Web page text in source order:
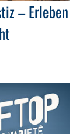
– Erleben